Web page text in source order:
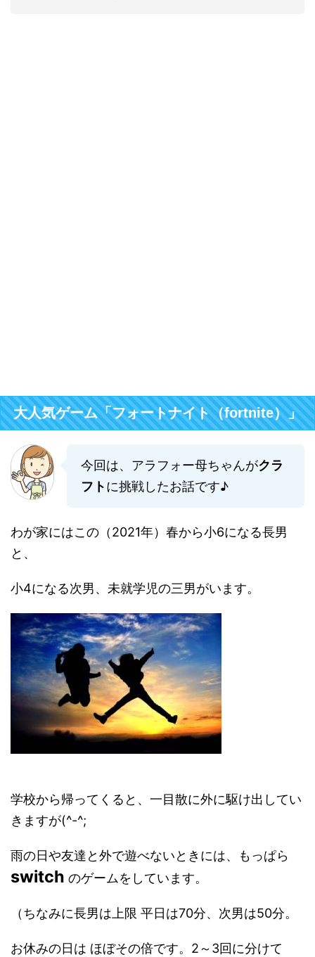
大人気ゲーム「フォートナイト（fortnite）」
今回は、アラフォー母ちゃんがクラ
フトに挑戦したお話です♪
わが家にはこの（2021年）春から小6になる長男
と、
小4になる次男、未就学児の三男がいます。
学校から帰ってくると、一目散に外に駆け出してい
きますが(^-^;
雨の日や友達と外で遊べないときには、もっぱら
switch のゲームをしています。
（ちなみに長男は上限 平日は70分、次男は50分。
お休みの日は ほぼその倍です。2～3回に分けて